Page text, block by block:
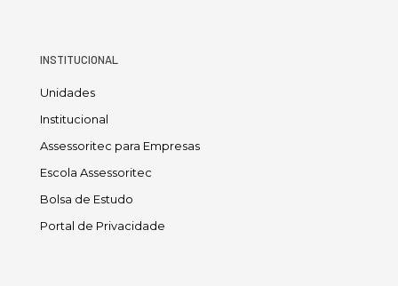
INSTITUCIONAL
Unidades
Institucional
Assessoritec para Empresas
Escola Assessoritec
Bolsa de Estudo
Portal de Privacidade